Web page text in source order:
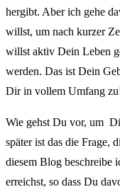
hergibt. Aber ich gehe
willst, um nach kurzer
willst aktiv Dein Leben
werden. Das ist Dein
Dir in vollem Umfang
Wie gehst Du vor, um
später ist das die Frage,
diesem Blog beschreibe
erreichst, so dass Du